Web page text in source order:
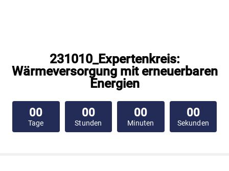
231010_Expertenkreis:
Wärmeversorgung mit erneuerbaren
Energien
00
Tage
00
Stunden
00
Minuten
00
Sekunden